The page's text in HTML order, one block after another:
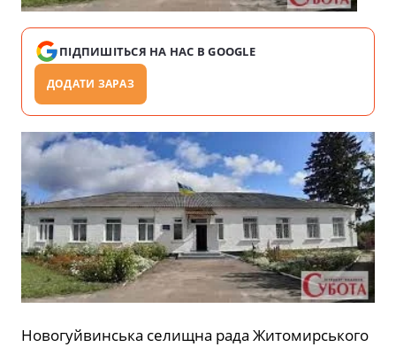
ПІДПИШІТЬСЯ НА НАС В GOOGLE
ДОДАТИ ЗАРАЗ
Новогуйвинська селищна рада Житомирського